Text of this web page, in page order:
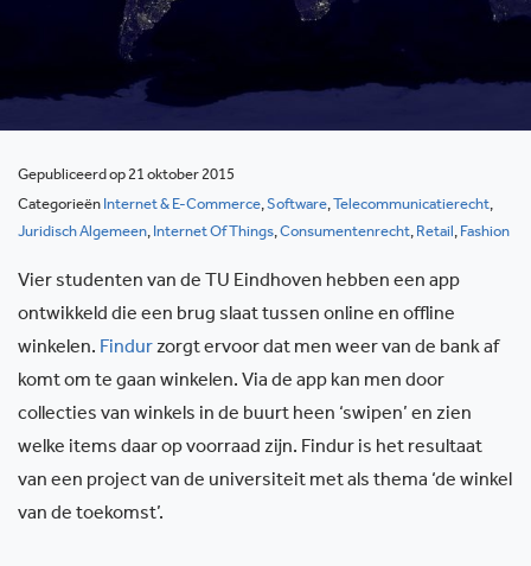
Gepubliceerd op 21 oktober 2015
Categorieën Internet & E-Commerce,Software, Telecommunicatierecht,
Juridisch Algemeen, Internet Of Things,Consumentenrecht, Retail, Fashion
Vier studenten van de TU Eindhoven hebben een app
ontwikkeld die een brug slaat tussen online en offline
winkelen. Findurzorgt ervoor dat men weer van de bank af
komt om te gaan winkelen. Via de app kan men door
collecties van winkels in de buurt heen ‘swipen’ en zien
welke items daar op voorraad zijn. Findur is het resultaat
van een project van de universiteit met als thema ‘de winkel
van de toekomst’.